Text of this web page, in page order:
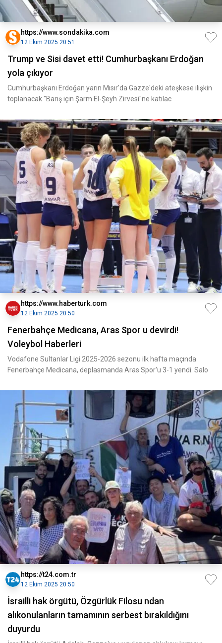
https://www.sondakika.com
12 Ekim 2025 20:51
Trump ve Sisi davet etti! Cumhurbaşkanı Erdoğan
yola çıkıyor
Cumhurbaşkanı Erdoğan yarın Mısır'da Gazze'deki ateşkese ilişkin
toplanacak "Barış için Şarm El-Şeyh Zirvesi"ne katılac
https://www.haberturk.com
12 Ekim 2025 20:50
Fenerbahçe Medicana, Aras Spor u devirdi!
Voleybol Haberleri
Vodafone Sultanlar Ligi 2025-2026 sezonu ilk hafta maçında
Fenerbahçe Medicana, deplasmanda Aras Spor'u 3-1 yendi. Salo
https://t24.com.tr
12 Ekim 2025 20:50
İsrailli hak örgütü, Özgürlük Filosu ndan
alıkonulanların tamamının serbest bırakıldığını
duyurdu